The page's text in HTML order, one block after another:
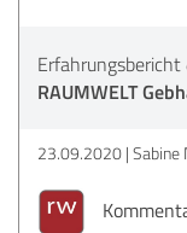
RAUMWELT
23.09.2020 Sabine